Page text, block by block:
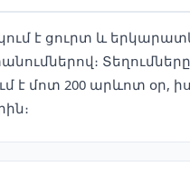
է ցուրտ և
մոտ 200 արևոտ օր,